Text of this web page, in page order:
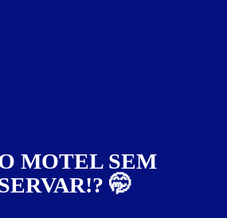
MOTEL SEM
🤭
eR$ 690,00
sair